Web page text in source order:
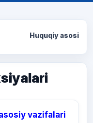
Huquqiy asosi
vazifalari